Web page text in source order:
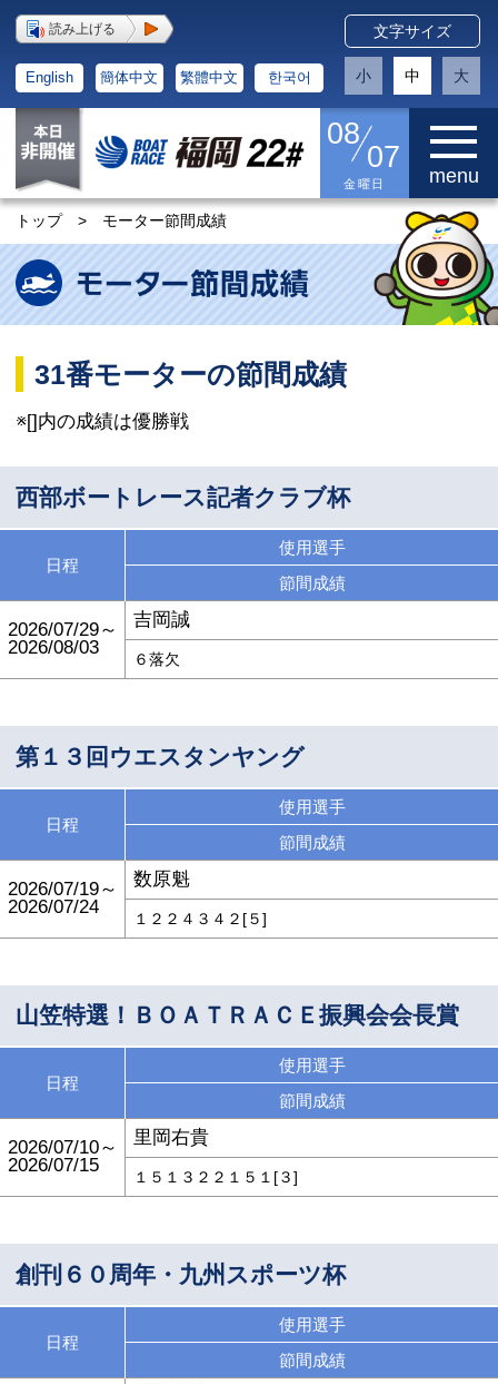
読み上げる
English 簡体中文 繁體中文 한국어
文字サイズ
小 中 大
08
07
金曜日 menu
トップ > モーター節間成績
31番モーターの節間成績
※[]内の成績は優勝戦
西部ボートレース記者クラブ杯
日程
使用選手
節間成績
2026/07/29～
2026/08/03
吉岡誠
６落欠
第１３回ウエスタンヤング
日程
使用選手
節間成績
2026/07/19～
2026/07/24
数原魁
１２２４３４２[５]
山笠特選！ＢＯＡＴＲＡＣＥ振興会会長賞
日程
使用選手
節間成績
2026/07/10～
2026/07/15
里岡右貴
１５１３２２１５１[３]
創刊６０周年・九州スポーツ杯
日程
使用選手
節間成績